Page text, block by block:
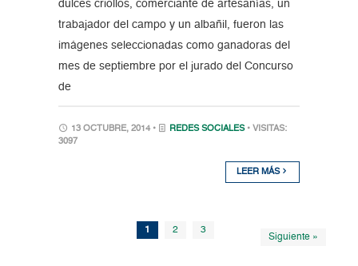
dulces criollos, comerciante de artesanías, un
trabajador del campo y un albañil, fueron las
imágenes seleccionadas como ganadoras del
mes de septiembre por el jurado del Concurso
de
13 OCTUBRE, 2014 • REDES SOCIALES • VISITAS:
3097
LEER MÁS
1 2 3
Siguiente »